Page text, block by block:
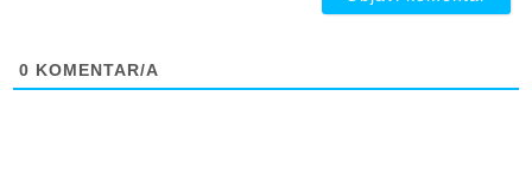
0 KOMENTAR/A